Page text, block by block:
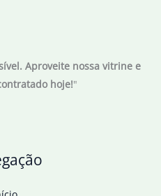
Aproveite nossa vitrine e
hoje!"